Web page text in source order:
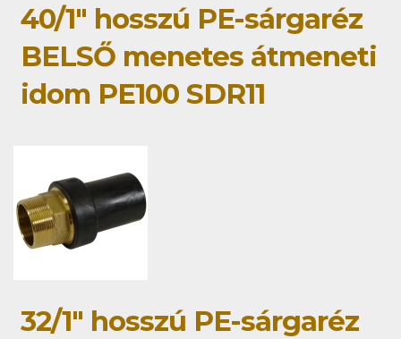
40/1" hosszú PE-sárgaréz
BELSŐ menetes átmeneti
idom PE100 SDR11
32/1" hosszú PE-sárgaréz